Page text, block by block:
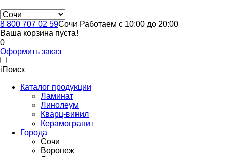
8 800 707 02 59Сочи Работаем с 10:00 до 20:00
Ваша корзина пуста!
0
Оформить заказ
iПоиск
Каталог продукции
Ламинат
Линолеум
Кварц-винил
Керамогранит
Города
Сочи
Воронеж